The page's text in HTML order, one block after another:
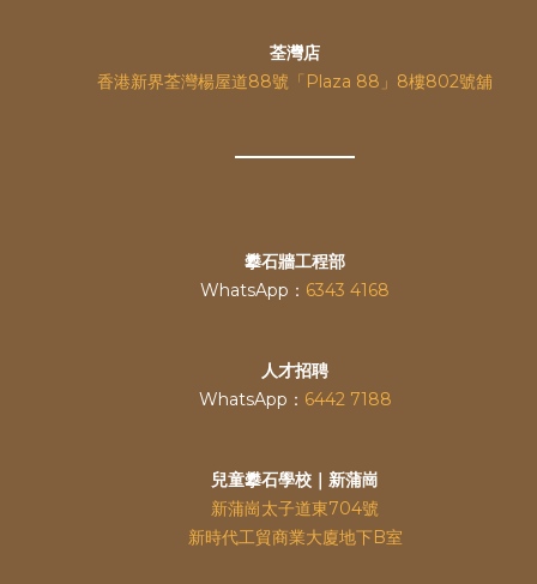
荃灣店
香港新界荃灣楊屋道88號「Plaza 88」8樓802號舖
攀石牆工程部
WhatsApp： 6343 4168
人才招聘
WhatsApp： 6442 7188
兒童攀石學校｜新蒲崗
新蒲崗太子道東704號
新時代工貿商業大廈地下B室